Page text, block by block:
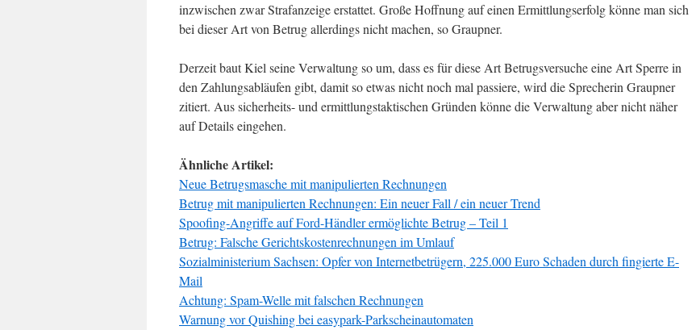
inzwischen zwar Strafanzeige erstattet. Große Hoffnung auf einen Ermittlungserfolg könne man sich
bei dieser Art von Betrug allerdings nicht machen, so Graupner.
Derzeit baut Kiel seine Verwaltung so um, dass es für diese Art Betrugsversuche eine Art Sperre in
den Zahlungsabläufen gibt, damit so etwas nicht noch mal passiere, wird die Sprecherin Graupner
zitiert. Aus sicherheits- und ermittlungstaktischen Gründen könne die Verwaltung aber nicht näher
auf Details eingehen.
Ähnliche Artikel:
Neue Betrugsmasche mit manipulierten Rechnungen
Betrug mit manipulierten Rechnungen: Ein neuer Fall / ein neuer Trend
Spoofing-Angriffe auf Ford-Händler ermöglichte Betrug – Teil 1
Betrug: Falsche Gerichtskostenrechnungen im Umlauf
Sozialministerium Sachsen: Opfer von Internetbetrügern, 225.000 Euro Schaden durch fingierte E-
Mail
Achtung: Spam-Welle mit falschen Rechnungen
Warnung vor Quishing bei easypark-Parkscheinautomaten